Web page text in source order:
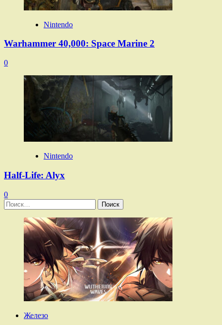
Nintendo
Warhammer 40,000: Space Marine 2
0
Nintendo
Half-Life: Alyx
0
Найти:
Железо